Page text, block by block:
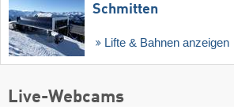
Schmitten
Lifte & Bahnen anzeigen
Live-Webcams